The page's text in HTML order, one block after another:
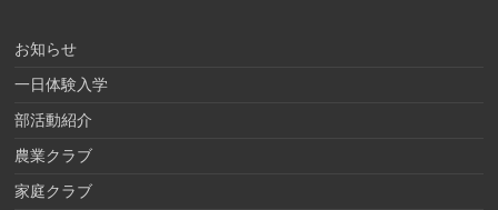
お知らせ
一日体験入学
部活動紹介
農業クラブ
家庭クラブ